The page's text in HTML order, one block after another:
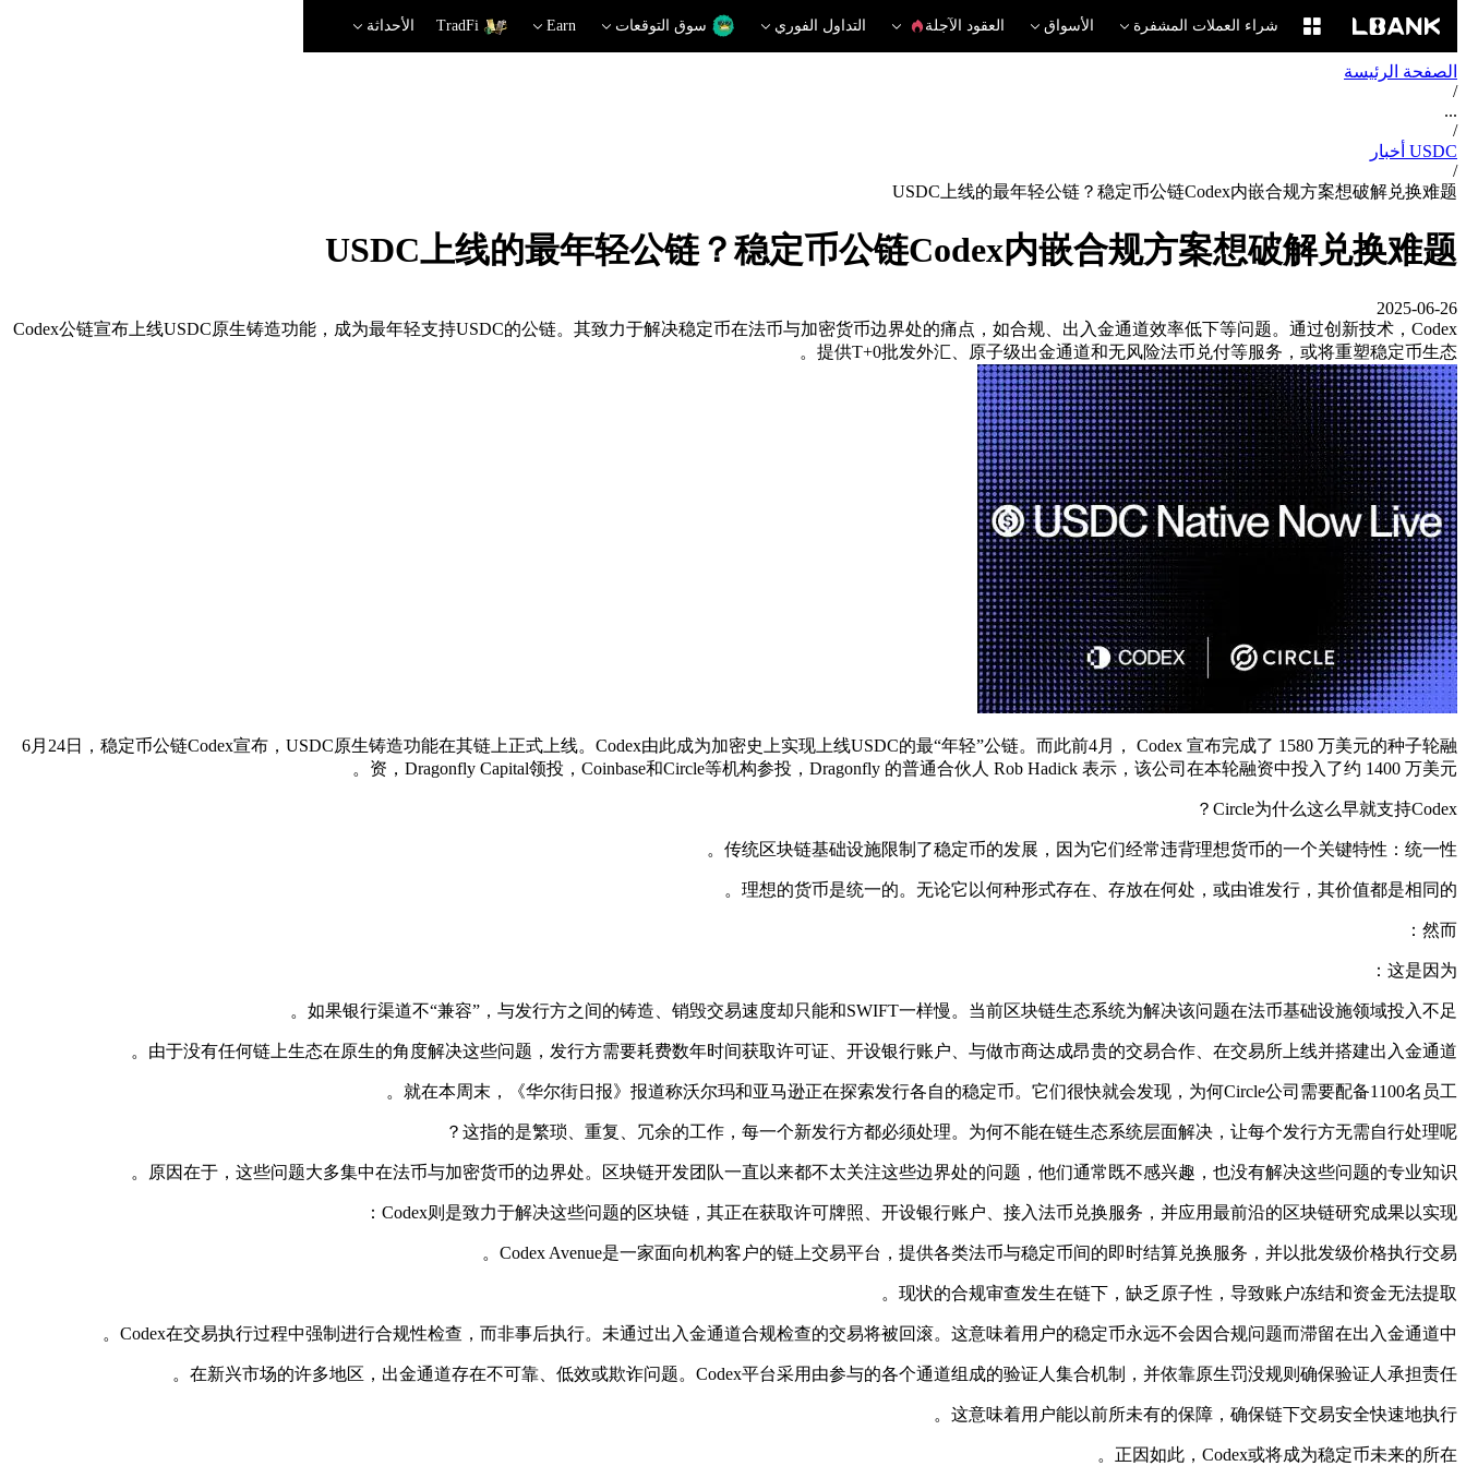
شراء العملات المشفرة الأسواق العقود الآجلة التداول الفوري سوق التوقعات Earn
TradFi الأحداثة
الصفحة الرئيسة
/
...
/
USDC أخبار
/
USDC上线的最年轻公链？稳定币公链Codex内嵌合规方案想破解兑换难题
USDC上线的最年轻公链？稳定币公链Codex内嵌合规方案想破解兑换难题
2025-06-26
Codex公链宣布上线USDC原生铸造功能，成为最年轻支持USDC的公链。其致力于解决稳定币在法币与加密货币边界处的痛点，如合规、出入金通道效率低下等问题。通过创新技术，Codex
提供T+0批发外汇、原子级出金通道和无风险法币兑付等服务，或将重塑稳定币生态。
6月24日，稳定币公链Codex宣布，USDC原生铸造功能在其链上正式上线。Codex由此成为加密史上实现上线USDC的最“年轻”公链。而此前4月， Codex 宣布完成了 1580 万美元的种子轮融
资，Dragonfly Capital领投，Coinbase和Circle等机构参投，Dragonfly 的普通合伙人 Rob Hadick 表示，该公司在本轮融资中投入了约 1400 万美元。
Circle为什么这么早就支持Codex？
传统区块链基础设施限制了稳定币的发展，因为它们经常违背理想货币的一个关键特性：统一性。
理想的货币是统一的。无论它以何种形式存在、存放在何处，或由谁发行，其价值都是相同的。
然而：
这是因为：
如果银行渠道不“兼容”，与发行方之间的铸造、销毁交易速度却只能和SWIFT一样慢。当前区块链生态系统为解决该问题在法币基础设施领域投入不足。
由于没有任何链上生态在原生的角度解决这些问题，发行方需要耗费数年时间获取许可证、开设银行账户、与做市商达成昂贵的交易合作、在交易所上线并搭建出入金通道。
就在本周末，《华尔街日报》报道称沃尔玛和亚马逊正在探索发行各自的稳定币。它们很快就会发现，为何Circle公司需要配备1100名员工。
这指的是繁琐、重复、冗余的工作，每一个新发行方都必须处理。为何不能在链生态系统层面解决，让每个发行方无需自行处理呢？
原因在于，这些问题大多集中在法币与加密货币的边界处。区块链开发团队一直以来都不太关注这些边界处的问题，他们通常既不感兴趣，也没有解决这些问题的专业知识。
Codex则是致力于解决这些问题的区块链，其正在获取许可牌照、开设银行账户、接入法币兑换服务，并应用最前沿的区块链研究成果以实现：
Codex Avenue是一家面向机构客户的链上交易平台，提供各类法币与稳定币间的即时结算兑换服务，并以批发级价格执行交易。
现状的合规审查发生在链下，缺乏原子性，导致账户冻结和资金无法提取。
Codex在交易执行过程中强制进行合规性检查，而非事后执行。未通过出入金通道合规检查的交易将被回滚。这意味着用户的稳定币永远不会因合规问题而滞留在出入金通道中。
在新兴市场的许多地区，出金通道存在不可靠、低效或欺诈问题。Codex平台采用由参与的各个通道组成的验证人集合机制，并依靠原生罚没规则确保验证人承担责任。
这意味着用户能以前所未有的保障，确保链下交易安全快速地执行。
正因如此，Codex或将成为稳定币未来的所在。